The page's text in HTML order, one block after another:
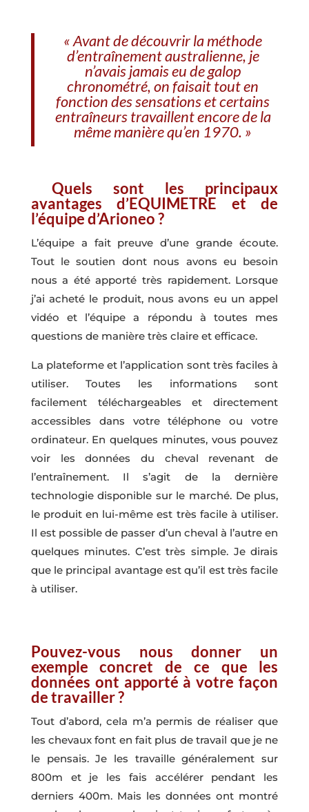
« Avant de découvrir la méthode
d’entraînement australienne, je
n’avais jamais eu de galop
chronométré, on faisait tout en
fonction des sensations et certains
entraîneurs travaillent encore de la
même manière qu’en 1970. »
Quels sont les principaux
avantages d’EQUIMETRE et de
l’équipe d’Arioneo ?
L’équipe a fait preuve d’une grande écoute.
Tout le soutien dont nous avons eu besoin
nous a été apporté très rapidement. Lorsque
j’ai acheté le produit, nous avons eu un appel
vidéo et l’équipe a répondu à toutes mes
questions de manière très claire et efficace.
La plateforme et l’application sont très faciles à
utiliser. Toutes les informations sont
facilement téléchargeables et directement
accessibles dans votre téléphone ou votre
ordinateur. En quelques minutes, vous pouvez
voir les données du cheval revenant de
l’entraînement. Il s’agit de la dernière
technologie disponible sur le marché. De plus,
le produit en lui-même est très facile à utiliser.
Il est possible de passer d’un cheval à l’autre en
quelques minutes. C’est très simple. Je dirais
que le principal avantage est qu’il est très facile
à utiliser.
Pouvez-vous nous donner un
exemple concret de ce que les
données ont apporté à votre façon
de travailler ?
Tout d’abord, cela m’a permis de réaliser que
les chevaux font en fait plus de travail que je ne
le pensais. Je les travaille généralement sur
800m et je les fais accélérer pendant les
derniers 400m. Mais les données ont montré